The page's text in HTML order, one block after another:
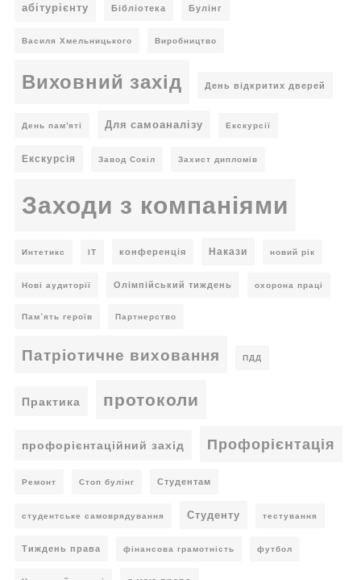
абітурієнту Бібліотека Булінг
Василя Хмельницького Виробництво
Виховний захід День відкритих дверей
День пам'яті Для самоаналізу Екскурсії
Екскурсія Завод Сокіл Захист дипломів
Заходи з компаніями
Интетикс ІТ конференція Накази новий рік
Нові аудиторії Олімпійський тиждень охорона праці
Пам’ять героїв Партнерство
Патріотичне виховання ПДД
Практика протоколи
профорієнтаційний захід Профорієнтація
Ремонт Стоп булінг Студентам
студентське самоврядування Студенту тестування
Тиждень права фінансова грамотність футбол